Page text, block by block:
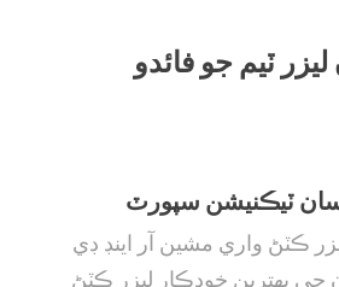
ٽيم جو فائدو
ٽيڪنيشن سپورٽ
ڪٽڻ واري مشين آر اينڊ ڊي
جي بهترين خودڪار ليزر ڪٽڻ